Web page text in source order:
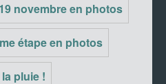
novembre en photos
étape en photos
pluie !